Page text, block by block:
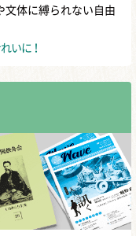
文体に縛られない自由
いに！